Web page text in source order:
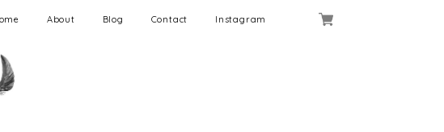
About Blog Contact Instagram